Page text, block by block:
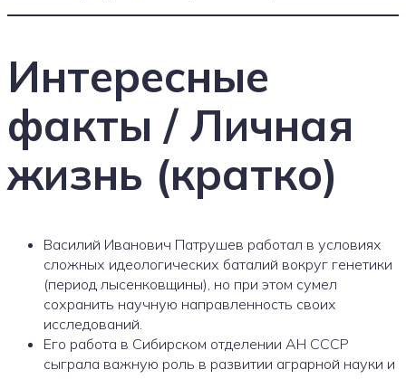
Интересные
факты / Личная
жизнь (кратко)
Василий Иванович Патрушев работал в условиях
сложных идеологических баталий вокруг генетики
(период лысенковщины), но при этом сумел
сохранить научную направленность своих
исследований.
Его работа в Сибирском отделении АН СССР
сыграла важную роль в развитии аграрной науки и